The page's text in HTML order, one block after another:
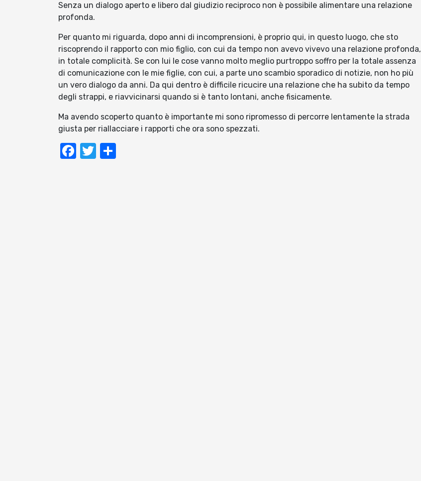
Senza un dialogo aperto e libero dal giudizio reciproco non è possibile alimentare una relazione
profonda.
Per quanto mi riguarda, dopo anni di incomprensioni, è proprio qui, in questo luogo, che sto
riscoprendo il rapporto con mio figlio, con cui da tempo non avevo vivevo una relazione profonda,
in totale complicità. Se con lui le cose vanno molto meglio purtroppo soffro per la totale assenza
di comunicazione con le mie figlie, con cui, a parte uno scambio sporadico di notizie, non ho più
un vero dialogo da anni. Da qui dentro è difficile ricucire una relazione che ha subito da tempo
degli strappi, e riavvicinarsi quando si è tanto lontani, anche fisicamente.
Ma avendo scoperto quanto è importante mi sono ripromesso di percorre lentamente la strada
giusta per riallacciare i rapporti che ora sono spezzati.
Facebook
Twitter